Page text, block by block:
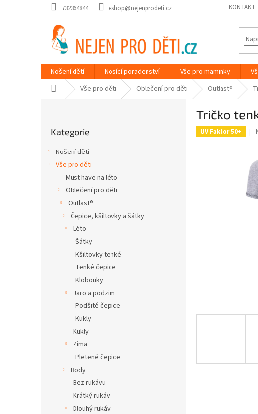
na
732364844 eshop@nejenprodeti.cz KONTAKT
Nošení dětí Nosící poradenství Vše pro maminky
Domů Vše pro děti Oblečení pro děti Outlast®
kategorie
Kategorie
Nošení dětí
Vše pro děti
Must have na léto
Oblečení pro děti
Outlast®
Čepice, kšiltovky a šátky
Léto
Šátky
Kšiltovky tenké
Tenké čepice
Klobouky
Jaro a podzim
Podšité čepice
Kukly
Kukly
Zima
Pletené čepice
Body
Bez rukávu
Krátký rukáv
Dlouhý rukáv
Tričko
UV Faktor 50+
z
5